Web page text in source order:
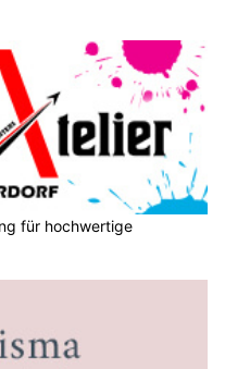
für hochwertige